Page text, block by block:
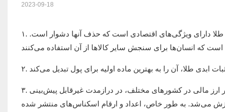
2023-09-18
۱. پس از ترکیب طلا و زندگی اجتماعی بشر، رابطه‌ی بسیار خوبی با اقتصاد دارد، یعنی طلا دارای ویژگی‌های اقتصادی است که حذف آنها دشوار است.
۳. عمر اسکناس‌های هر کشوری، چه از نظر تاریخی و چه از نظر وضعیت فعلی انتشار ارز مالی در کشورهای مختلف، در درازمدت غیرقابل پیش‌بینی
می‌شد. به طور خاص، اعداد و ارقام اسکناس‌های منتشر شده